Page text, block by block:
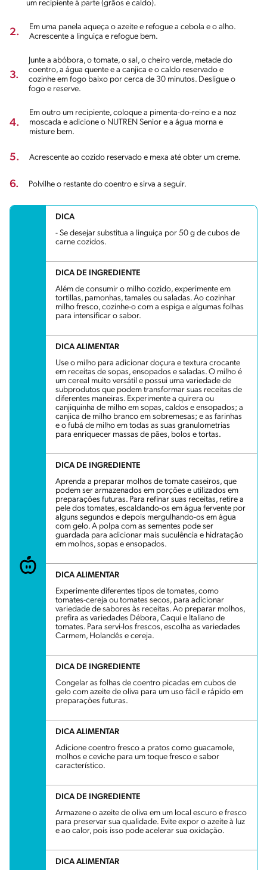
um recipiente à parte (grãos e caldo).
2.
Em uma panela aqueça o azeite e refogue a cebola e o alho.
Acrescente a linguiça e refogue bem.
3.
Junte a abóbora, o tomate, o sal, o cheiro verde, metade do
coentro, a água quente e a canjica e o caldo reservado e
cozinhe em fogo baixo por cerca de 30 minutos. Desligue o
fogo e reserve.
4.
Em outro um recipiente, coloque a pimenta-do-reino e a noz
moscada e adicione o NUTREN Senior e a água morna e
misture bem.
5. Acrescente ao cozido reservado e mexa até obter um creme.
6. Polvilhe o restante do coentro e sirva a seguir.
DICA
- Se desejar substitua a linguiça por 50 g de cubos de
carne cozidos.
DICA DE INGREDIENTE
Além de consumir o milho cozido, experimente em
tortillas, pamonhas, tamales ou saladas. Ao cozinhar
milho fresco, cozinhe-o com a espiga e algumas folhas
para intensificar o sabor.
DICA ALIMENTAR
Use o milho para adicionar doçura e textura crocante
em receitas de sopas, ensopados e saladas. O milho é
um cereal muito versátil e possui uma variedade de
subprodutos que podem transformar suas receitas de
diferentes maneiras. Experimente a quirera ou
canjiquinha de milho em sopas, caldos e ensopados; a
canjica de milho branco em sobremesas; e as farinhas
e o fubá de milho em todas as suas granulometrias
para enriquecer massas de pães, bolos e tortas.
DICA DE INGREDIENTE
Aprenda a preparar molhos de tomate caseiros, que
podem ser armazenados em porções e utilizados em
preparações futuras. Para refinar suas receitas, retire a
pele dos tomates, escaldando-os em água fervente por
alguns segundos e depois mergulhando-os em água
com gelo. A polpa com as sementes pode ser
guardada para adicionar mais suculência e hidratação
em molhos, sopas e ensopados.
DICA ALIMENTAR
Experimente diferentes tipos de tomates, como
tomates-cereja ou tomates secos, para adicionar
variedade de sabores às receitas. Ao preparar molhos,
prefira as variedades Débora, Caqui e Italiano de
tomates. Para servi-los frescos, escolha as variedades
Carmem, Holandês e cereja.
DICA DE INGREDIENTE
Congelar as folhas de coentro picadas em cubos de
gelo com azeite de oliva para um uso fácil e rápido em
preparações futuras.
DICA ALIMENTAR
Adicione coentro fresco a pratos como guacamole,
molhos e ceviche para um toque fresco e sabor
característico.
DICA DE INGREDIENTE
Armazene o azeite de oliva em um local escuro e fresco
para preservar sua qualidade. Evite expor o azeite à luz
e ao calor, pois isso pode acelerar sua oxidação.
DICA ALIMENTAR